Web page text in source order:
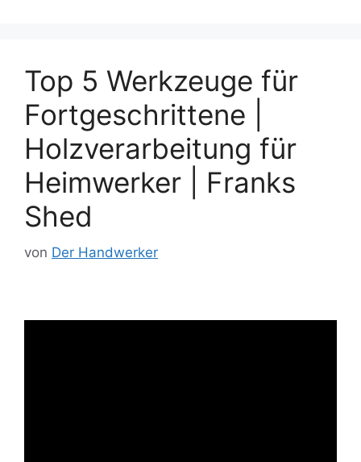
Top 5 Werkzeuge für
Fortgeschrittene |
Holzverarbeitung für
Heimwerker | Franks
Shed
von Der Handwerker